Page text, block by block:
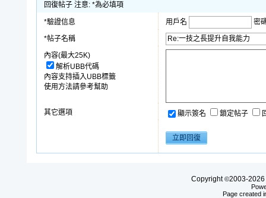
回復帖子 注意: *為必填項
*驗證信息 用戶名
密
*帖子名稱
內容(最大25K)
解析UBB代碼
內容支持插入UBB標籤
使用方法請參考幫助
其它選項 顯示簽名 鎖定帖子
Copyright©2003-2026
Page created